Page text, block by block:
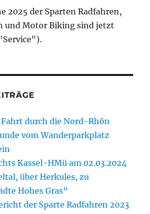
2025 der Sparten Radfahren,
und Motor Biking sind jetzt
durch die Nord-Rhön
vom Wanderparkplatz
Kassel-HMü am 02.03.2024
über Herkules, zu
Hohes Gras“
der Sparte Radfahren 2023